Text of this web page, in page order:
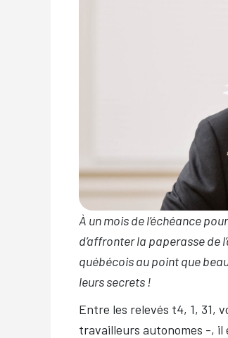
À un mois de l’échéance
d’affronter la paperasse de
québécois au point que
leurs secrets !
Entre les relevés t4, 1, 31,
travailleurs autonomes -, il